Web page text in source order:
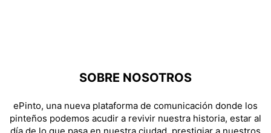
SOBRE NOSOTROS
ePinto, una nueva plataforma de comunicación donde los
pinteños podemos acudir a revivir nuestra historia, estar al